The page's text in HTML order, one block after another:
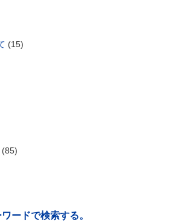
(15)
(85)
ードで検索する。